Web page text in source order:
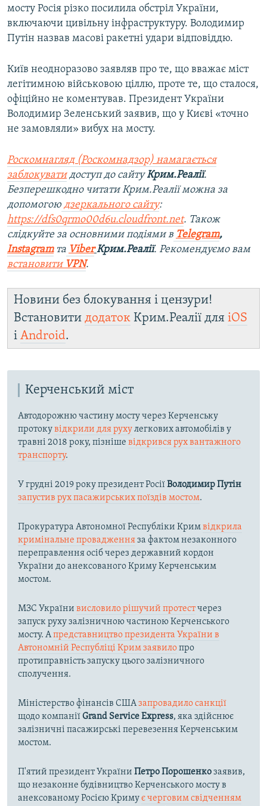
мосту Росія різко посилила обстріл України,
включаючи цивільну інфраструктуру. Володимир
Путін назвав масові ракетні удари відповіддю.
Київ неодноразово заявляв про те, що вважає міст
легітимною військовою ціллю, проте те, що сталося,
офіційно не коментував. Президент України
Володимир Зеленський заявив, що у Києві «точно
не замовляли» вибух на мосту.
Роскомнагляд (Роскомнадзор) намагається
заблокуватидоступ до сайтуКрим.Реалії.
Безперешкодно читати Крим.Реалії можна за
допомогою дзеркального сайту:
https://dfs0qrmo00d6u.cloudfront.net. Також
слідкуйте за основними подіями в Telegram,
Instagramта Viber Крим.Реалії. Рекомендуємо вам
встановити VPN.
Новини без блокування і цензури!
Встановити додаток Крим.Реалії для iOS
і Android.
Керченський міст
Автодорожню частину мосту через Керченську
протокувідкрили для рухулегкових автомобілів у
травні 2018 року, пізніше відкрився рух вантажного
транспорту.
У грудні 2019 року президент РосіїВолодимир Путін
запустив рух пасажирських поїздів мостом.
Прокуратура Автономної Республіки Кримвідкрила
кримінальне провадженняза фактом незаконного
переправлення осіб через державний кордон
України до анексованого Криму Керченським
мостом.
МЗС України висловило рішучий протестчерез
запуск руху залізничною частиною Керченського
мосту. Апредставництво президента України в
Автономній Республіці Крим заявилопро
протиправність запуску цього залізничного
сполучення.
Міністерство фінансів СШАзапровадило санкції
щодо компаніїGrand Service Express, яка здійснює
залізничні пасажирські перевезення Керченським
мостом.
П'ятий президент України Петро Порошенкозаявив,
що незаконне будівництво Керченського мосту в
анексованому Росією Кримує черговим свідченням